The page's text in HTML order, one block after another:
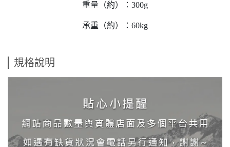
重量（約）：300g
承重（約）：60kg
規格說明